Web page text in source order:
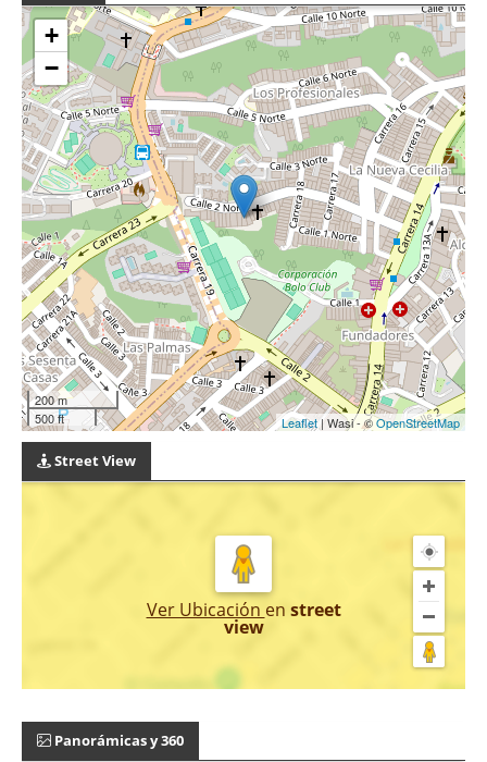
+
−
200 m
500 ft
Leaflet| Wasi - ©OpenStreetMap
Street View
Ver Ubicación en street
view
Panorámicas y 360